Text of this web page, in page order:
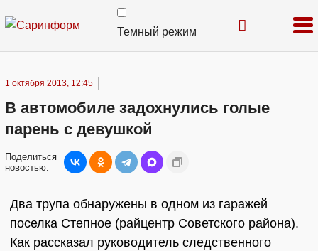
Темный режим
1 октября 2013, 12:45
В автомобиле задохнулись голые
парень с девушкой
Поделиться
новостью:
Два трупа обнаружены в одном из гаражей
поселка Степное (райцентр Советского района).
Как рассказал руководитель следственного